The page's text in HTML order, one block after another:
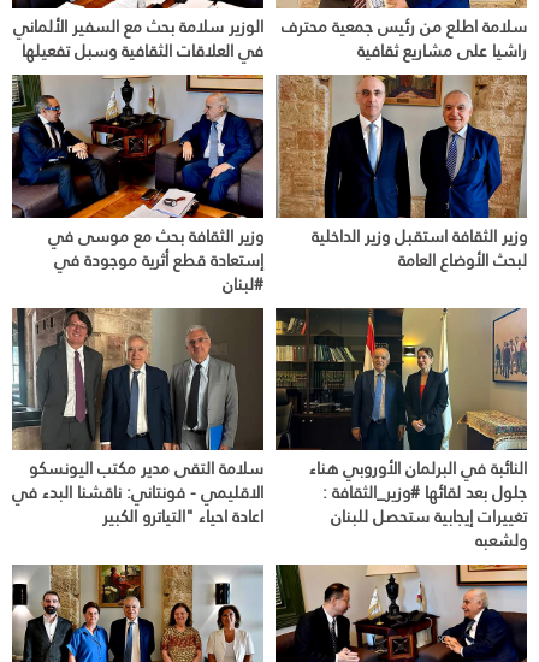
سلامة اطلع من رئيس جمعية محترف
راشيا على مشاريع ثقافية
الوزير سلامة بحث مع السفير الألماني
في العلاقات الثقافية وسبل تفعيلها
وزير الثقافة استقبل وزير الداخلية
لبحث الأوضاع العامة
وزير الثقافة بحث مع موسى في
إستعادة قطع أثرية موجودة في
#لبنان
النائبة في البرلمان الأوروبي هناء
جلول بعد لقائها #وزير_الثقافة :
تغييرات إيجابية ستحصل للبنان
ولشعبه
سلامة التقى مدير مكتب اليونسكو
الاقليمي - فونتاني: ناقشنا البدء في
اعادة احياء "التياترو الكبير